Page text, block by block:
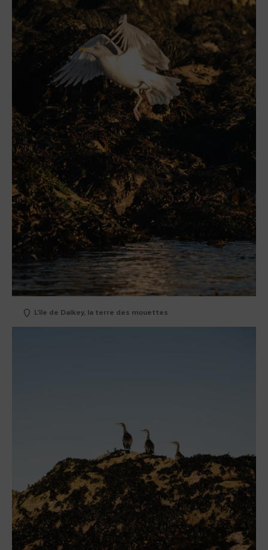
L'île de Dalkey, la terre des mouettes